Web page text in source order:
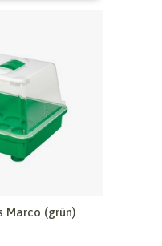
Marco (grün)